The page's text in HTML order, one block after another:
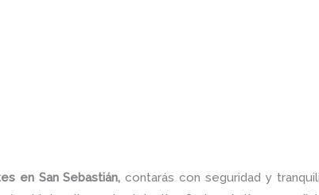
en San Sebastián,contarás con seguridad y